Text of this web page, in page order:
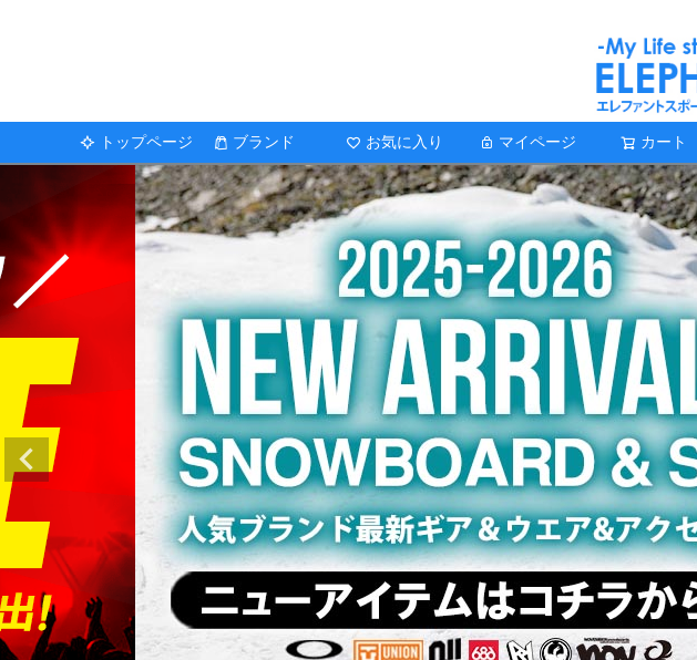
トップページ ブランド お気に入り マイページ カート